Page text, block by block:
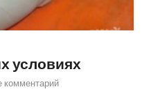
условиях
комментарий